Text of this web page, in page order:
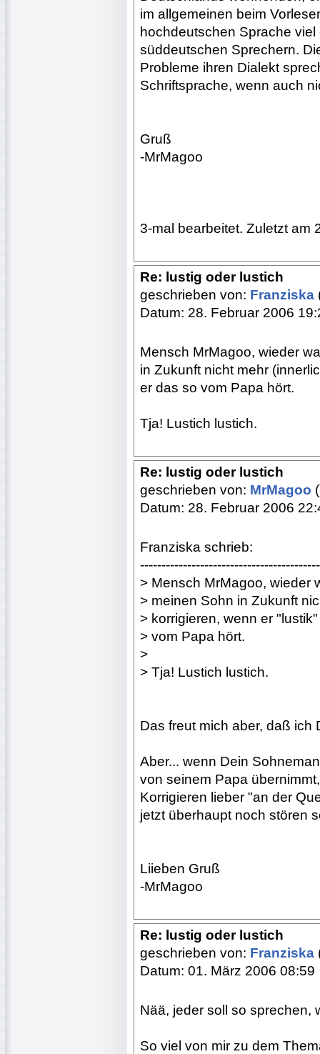
im allgemeinen beim
hochdeutschen Sprache
süddeutschen Sprechern.
Probleme ihren Dialekt
Schriftsprache, wenn auch
Gruß
-MrMagoo
3-mal bearbeitet. Zuletzt am
Re: lustig oder lustich
geschrieben von: Franziska
Datum: 28. Februar 2006
Mensch MrMagoo, wieder
in Zukunft nicht mehr
er das so vom Papa hört.
Tja! Lustich lustich.
Re: lustig oder lustich
geschrieben von: MrMagoo
Datum: 28. Februar 2006
Franziska schrieb:
> Mensch MrMagoo, wieder
> meinen Sohn in Zukunft
> korrigieren, wenn er
> vom Papa hört.
>
> Tja! Lustich lustich.
Das freut mich aber, daß ich
Aber... wenn Dein
von seinem Papa
Korrigieren lieber "an der
jetzt überhaupt noch stören
Liieben Gruß
-MrMagoo
Re: lustig oder lustich
geschrieben von: Franziska
Datum: 01. März 2006 08:59
Nää, jeder soll so sprechen,
So viel von mir zu dem